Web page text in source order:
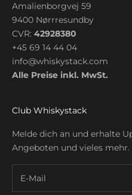
Amalienborgvej 59
9400 Nørrresundby
CVR: 42928380
+45 69 14 44 04
info@whiskystack.com
Alle Preise inkl. MwSt.
Club Whiskystack
Melde dich an und erhalte
Angeboten und vieles mehr.